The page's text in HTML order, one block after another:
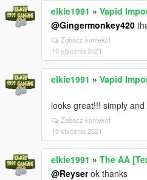
elkie1991 » Vapid
@Gingermonkey420
Zobacz kontekst
10 stycznia 2021
elkie1991 » Vapid
looks great!!! simply
Zobacz kontekst
10 stycznia 2021
elkie1991 » The AA
@Reyserok thanks